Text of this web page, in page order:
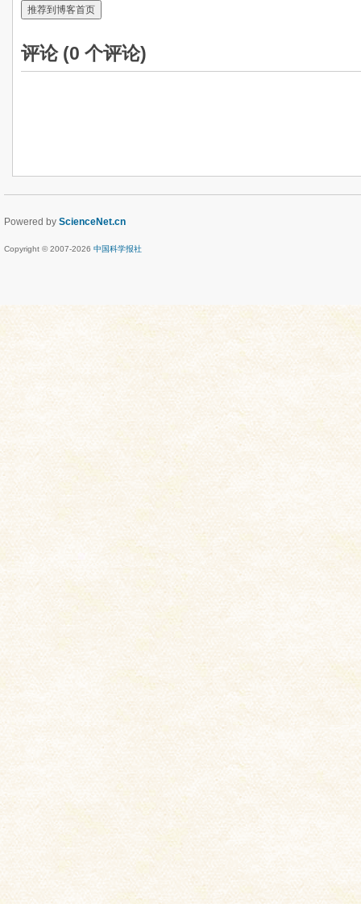
推荐到博客首页
评论 (0 个评论)
Powered by ScienceNet.cn
Copyright © 2007-2026 中国科学报社